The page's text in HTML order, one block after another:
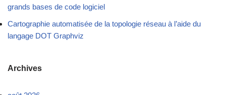
grands bases de code logiciel
Cartographie automatisée de la topologie réseau à l’aide du
langage DOT Graphviz
Archives